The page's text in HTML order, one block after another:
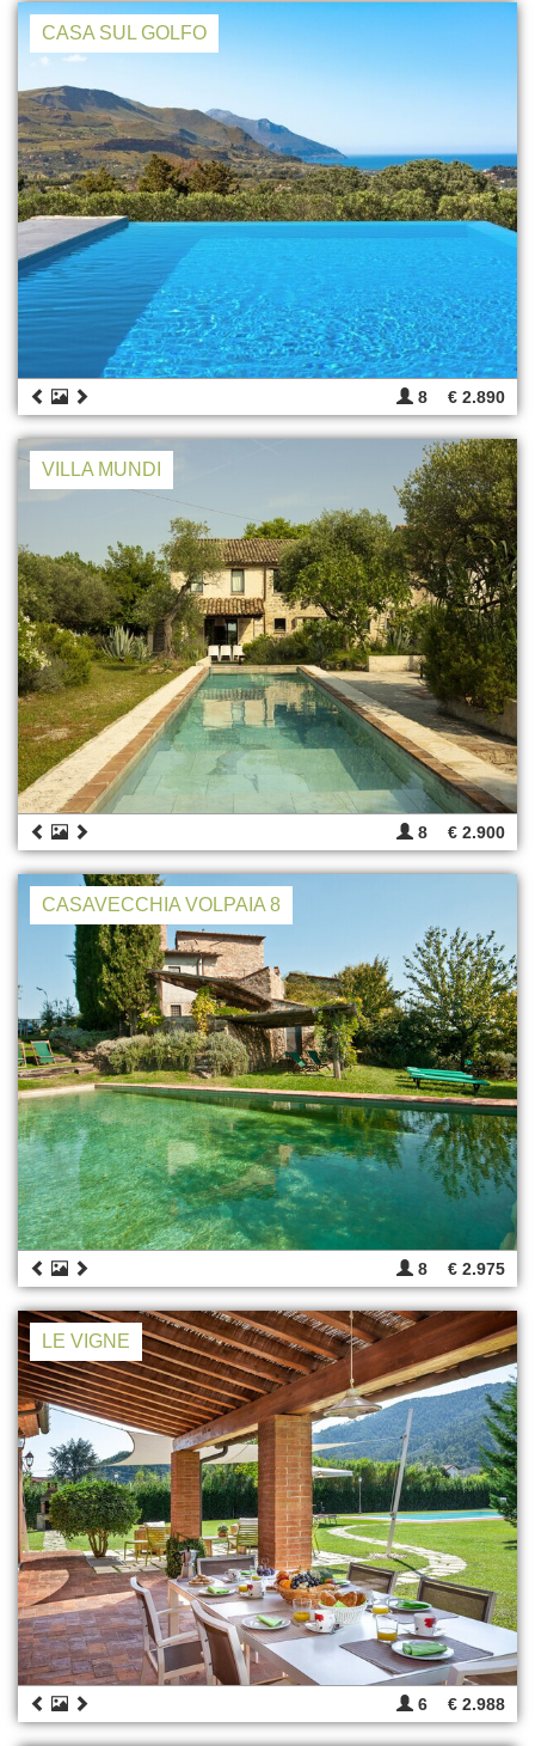
CASA SUL GOLFO
8 € 2.890
VILLA MUNDI
8 € 2.900
CASAVECCHIA VOLPAIA 8
8 € 2.975
LE VIGNE
6 € 2.988